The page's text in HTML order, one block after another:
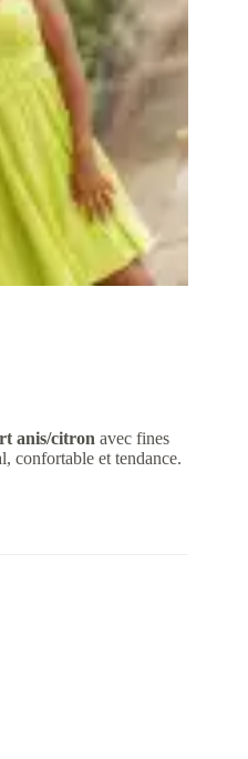
anis/citron avec fines
confortable et tendance.